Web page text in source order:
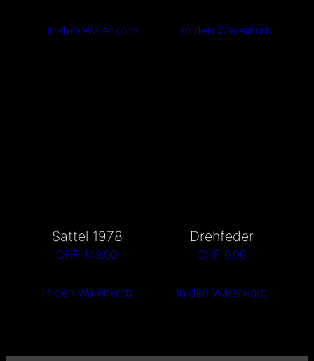
In den Warenkorb In den Warenkorb
Sattel 1978
CHF 149.00
In den Warenkorb
Drehfeder
CHF 6.00
In den Warenkorb